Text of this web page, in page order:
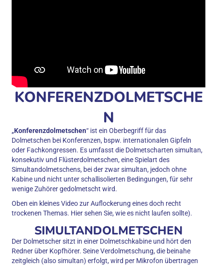
KONFERENZDOLMETSCHE
N
„Konferenzdolmetschen“ ist ein Oberbegriff für das
Dolmetschen bei Konferenzen, bspw. internationalen Gipfeln
oder Fachkongressen. Es umfasst die Dolmetscharten simultan,
konsekutiv und Flüsterdolmetschen, eine Spielart des
Simultandolmetschens, bei der zwar simultan, jedoch ohne
Kabine und nicht unter schallisolierten Bedingungen, für sehr
wenige Zuhörer gedolmetscht wird.
Oben ein kleines Video zur Auflockerung eines doch recht
trockenen Themas. Hier sehen Sie, wie es nicht laufen sollte).
SIMULTANDOLMETSCHEN
Der Dolmetscher sitzt in einer Dolmetschkabine und hört den
Redner über Kopfhörer. Seine Verdolmetschung, die beinahe
zeitgleich (also simultan) erfolgt, wird per Mikrofon übertragen